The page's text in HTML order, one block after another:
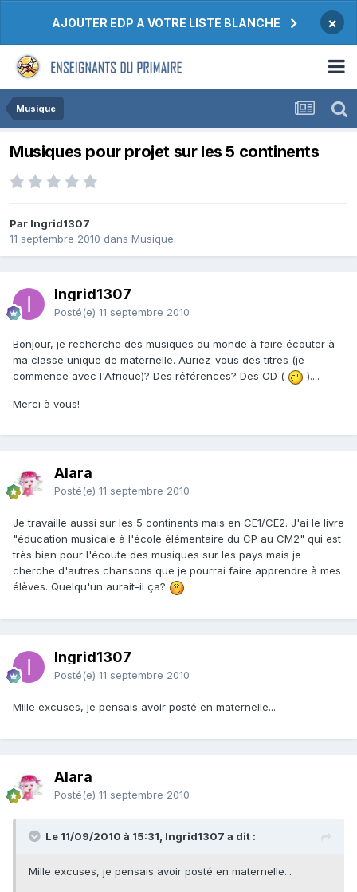
AJOUTER EDP A VOTRE LISTE BLANCHE ×
Musique
Musiques pour projet sur les 5 continents
Par Ingrid1307
11 septembre 2010 dans Musique
Ingrid1307
Posté(e) 11 septembre 2010
Bonjour, je recherche des musiques du monde à faire écouter à
ma classe unique de maternelle. Auriez-vous des titres (je
commence avec l'Afrique)? Des références? Des CD (
)....
Merci à vous!
Alara
Posté(e) 11 septembre 2010
Je travaille aussi sur les 5 continents mais en CE1/CE2. J'ai le livre
"éducation musicale à l'école élémentaire du CP au CM2" qui est
très bien pour l'écoute des musiques sur les pays mais je
cherche d'autres chansons que je pourrai faire apprendre à mes
élèves. Quelqu'un aurait-il ça?
Ingrid1307
Posté(e) 11 septembre 2010
Mille excuses, je pensais avoir posté en maternelle...
Alara
Posté(e) 11 septembre 2010
Le 11/09/2010 à 15:31, Ingrid1307 a dit :
Mille excuses, je pensais avoir posté en maternelle...